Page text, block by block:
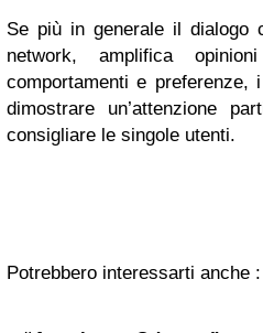
Se più in generale il dialogo
network, amplifica
comportamenti e preferenze,
dimostrare un’attenzione
consigliare le singole utenti.
Potrebbero interessarti anche :